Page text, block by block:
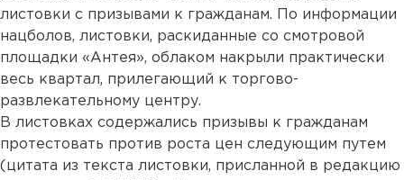
листовки с призывами к гражданам. По информации
нацболов, листовки, раскиданные со смотровой
площадки «Антея», облаком накрыли практически
весь квартал, прилегающий к торгово-
развлекательному центру.
В листовках содержались призывы к гражданам
протестовать против роста цен следующим путем
(цитата из текста листовки, присланной в редакцию